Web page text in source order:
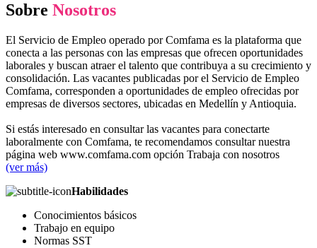
Sobre Nosotros
El Servicio de Empleo operado por Comfama es la plataforma que
conecta a las personas con las empresas que ofrecen oportunidades
laborales y buscan atraer el talento que contribuya a su crecimiento y
consolidación. Las vacantes publicadas por el Servicio de Empleo
Comfama, corresponden a oportunidades de empleo ofrecidas por
empresas de diversos sectores, ubicadas en Medellín y Antioquia.
Si estás interesado en consultar las vacantes para conectarte
laboralmente con Comfama, te recomendamos consultar nuestra
página web www.comfama.com opción Trabaja con nosotros
(ver más)
Habilidades
Conocimientos básicos
Trabajo en equipo
Normas SST